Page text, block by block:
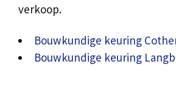
verkoop.
Bouwkundige keuring
Bouwkundige keuring